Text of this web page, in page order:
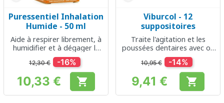
Puressentiel Inhalation
Humide - 50 ml
Aide à respirer librement, à
humidifier et à dégager le
nez
12,30 € -16%
Prix
10,33 € 
Viburcol - 12
suppositoires
Traite l'agitation et les
poussées dentaires avec ou
sans fièvre
10,95 € -14%
Prix
9,41 € 